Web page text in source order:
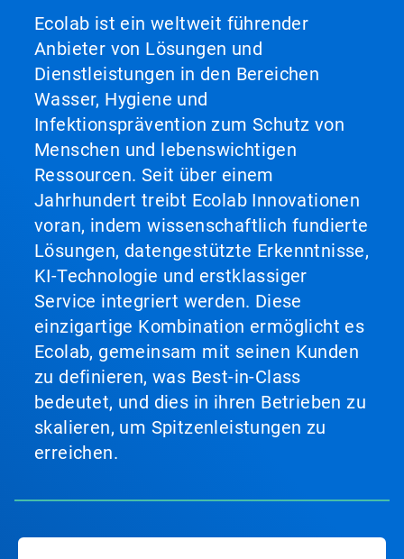
Ecolab ist ein weltweit führender
Anbieter von Lösungen und
Dienstleistungen in den Bereichen
Wasser, Hygiene und
Infektionsprävention zum Schutz von
Menschen und lebenswichtigen
Ressourcen. Seit über einem
Jahrhundert treibt Ecolab Innovationen
voran, indem wissenschaftlich fundierte
Lösungen, datengestützte Erkenntnisse,
KI-Technologie und erstklassiger
Service integriert werden. Diese
einzigartige Kombination ermöglicht es
Ecolab, gemeinsam mit seinen Kunden
zu definieren, was Best-in-Class
bedeutet, und dies in ihren Betrieben zu
skalieren, um Spitzenleistungen zu
erreichen.